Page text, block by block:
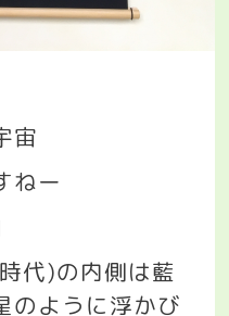
宙
ねー
代)の内側は藍
のように浮かび